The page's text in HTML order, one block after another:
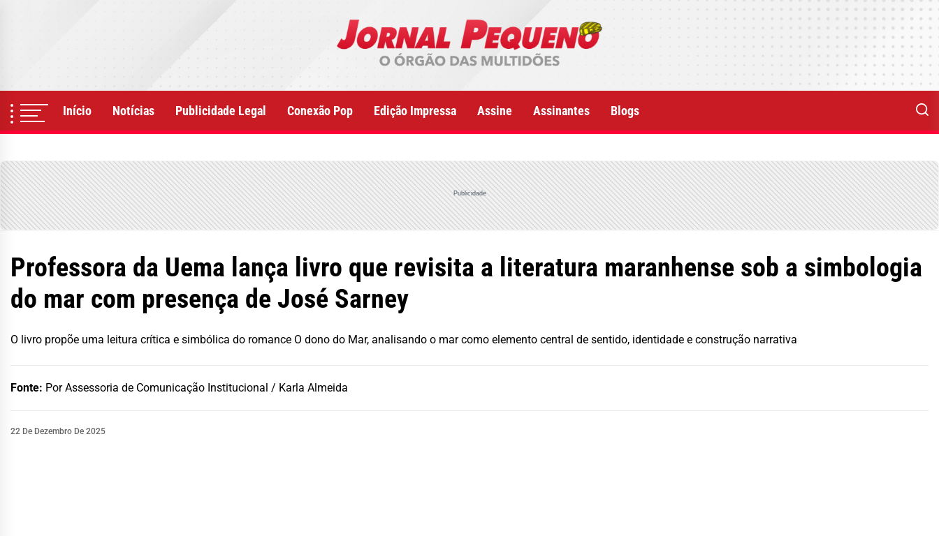
Início Notícias Publicidade Legal Conexão Pop Edição Impressa Assine Assinantes Blogs
Publicidade
Professora da Uema lança livro que revisita a literatura maranhense sob a simbologia
do mar com presença de José Sarney
O livro propõe uma leitura crítica e simbólica do romance O dono do Mar, analisando o mar como elemento central de sentido, identidade e construção narrativa
Fonte: Por Assessoria de Comunicação Institucional / Karla Almeida
22 De Dezembro De 2025